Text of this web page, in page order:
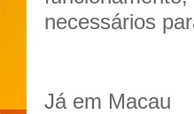
necessários
Já em Macau